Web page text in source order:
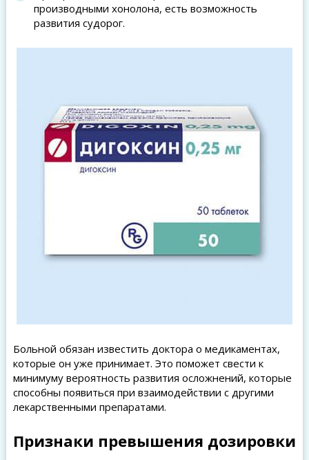
производными хонолона, есть возможность
развития судорог.
Больной обязан известить доктора о медикаментах,
которые он уже принимает. Это поможет свести к
минимуму вероятность развития осложнений, которые
способны появиться при взаимодействии с другими
лекарственными препаратами.
Признаки превышения дозировки